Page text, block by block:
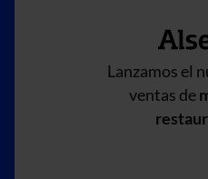
Lanzamos el
ventas de